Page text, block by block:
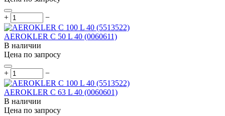
+ −
AEROKLER C 50 L 40 (0060611)
В наличии
Цена по запросу
+ −
AEROKLER C 63 L 40 (0060601)
В наличии
Цена по запросу